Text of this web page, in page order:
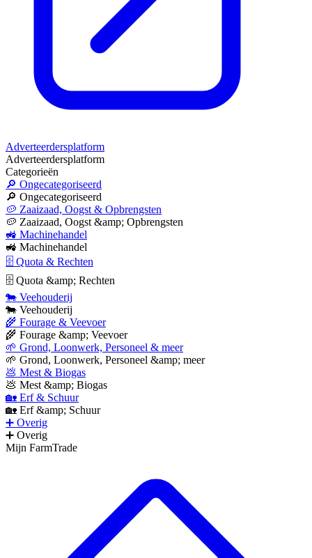
Adverteerdersplatform
Adverteerdersplatform
Categorieën
🔎 Ongecategoriseerd
🔎 Ongecategoriseerd
🥔 Zaaizaad, Oogst & Opbrengsten
🥔 Zaaizaad, Oogst &amp; Opbrengsten
🚜 Machinehandel
🚜 Machinehandel
🗄 Quota & Rechten
🗄 Quota &amp; Rechten
🐄 Veehouderij
🐄 Veehouderij
🌾 Fourage & Veevoer
🌾 Fourage &amp; Veevoer
🌱 Grond, Loonwerk, Personeel & meer
🌱 Grond, Loonwerk, Personeel &amp; meer
💩 Mest & Biogas
💩 Mest &amp; Biogas
🏡 Erf & Schuur
🏡 Erf &amp; Schuur
➕ Overig
➕ Overig
Mijn FarmTrade